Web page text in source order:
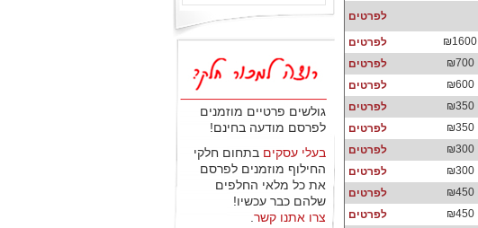
לפרטים
₪1600
לפרטים
₪700
לפרטים
₪600
לפרטים
₪350
לפרטים
₪350
לפרטים
₪300
לפרטים
₪300
לפרטים
₪450
לפרטים
₪450
לפרטים
גולשים פרטיים מוזמנים
לפרסם מודעה בחינם!
בעלי עסקים בתחום חלקי
החילוף מוזמנים לפרסם
את כל מלאי החלפים
שלהם כבר עכשיו!
צרו אתנו קשר